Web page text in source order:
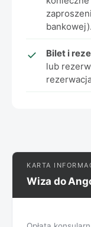
bankowej).
Bilet i
lub
KARTA
Wiza do